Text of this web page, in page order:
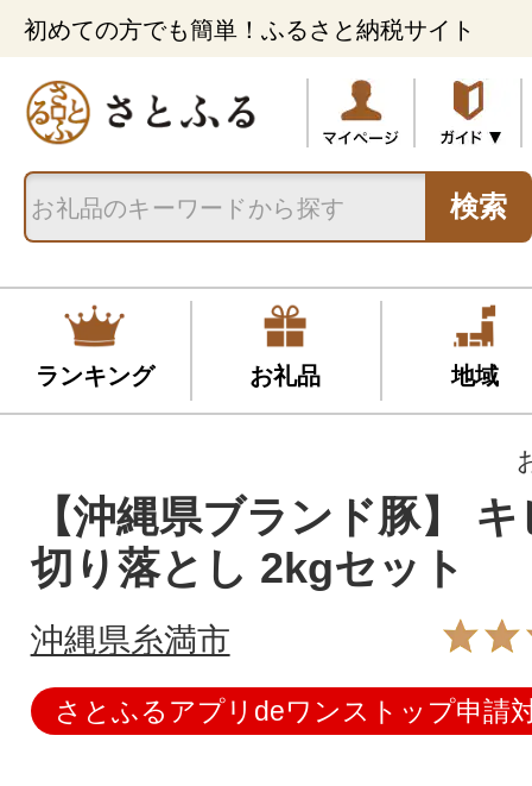
初めての方でも簡単！ふるさと納税サイト
検索
ランキング お礼品 地域
【沖縄県ブランド豚】
切り落とし 2kgセット
沖縄県糸満市
さとふるアプリdeワンストップ申請